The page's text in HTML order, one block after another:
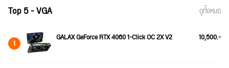
Top 5 - VGA ดูทั้งหมด
1 GALAX GeForce RTX 4060 1-Click OC 2X V2 10,500.-